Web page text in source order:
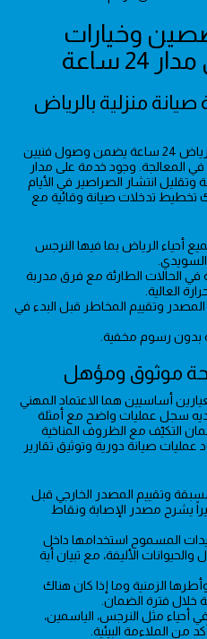
وخيارات
ساعة
صيانة منزلية بالرياض
اعتمادك على شركة صيانة منزلية بالرياض 24 ساعة يضمن وصول فنيين
المعالجة. وجود خدمة على مدار
انتشار الصراصير في الأيام
تخطيط تدخلات صيانة وقائية مع
أحياء الرياض بما فيها النرجس
خلال 30 دقيقة في الحالات الطارئة مع فرق مدربة
العالية.
وتقييم المخاطر قبل البدء في
بدون رسوم مخفية.
موثوق ومؤهل
أساسيين هما الاعتماد المهني
سجل عمليات واضح مع أمثلة
التكيّف مع الظروف المناخية
صيانة دورية وتوثيق تقارير
وتقييم المصدر الخارجي قبل
يشرح مصدر الإصابة ونقاط
المسموح استخدامها داخل
الأليفة، مع تبيان أية
الزمنية وما إذا كان هناك
خلال فترة الضمان.
مثل النرجس، الياسمين،
من الملاءمة البيئية.